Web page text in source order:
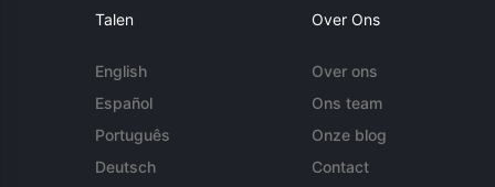
Talen
English
Español
Português
Deutsch
Over Ons
Over ons
Ons team
Onze blog
Contact